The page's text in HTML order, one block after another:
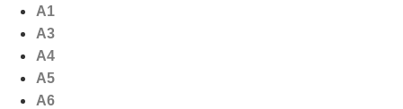
naar
inhoud
A1
A3
A4
A5
A6